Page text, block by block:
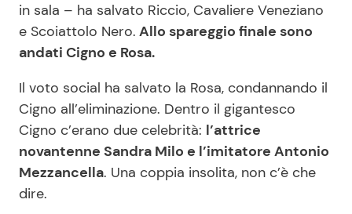
in sala – ha salvato Riccio, Cavaliere Veneziano
e Scoiattolo Nero. Allo spareggio finale sono
andati Cigno e Rosa.
Il voto social ha salvato la Rosa, condannando il
Cigno all’eliminazione. Dentro il gigantesco
Cigno c’erano due celebrità: l’attrice
novantenne Sandra Milo e l’imitatore Antonio
Mezzancella. Una coppia insolita, non c’è che
dire.